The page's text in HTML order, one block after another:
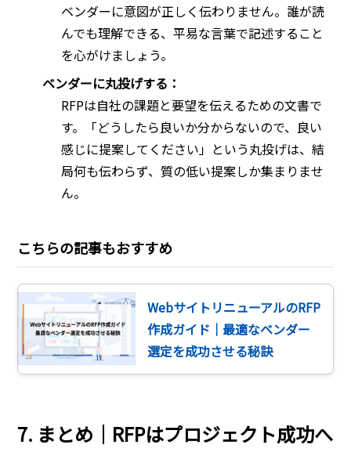
ベンダーに意図が正しく伝わりません。誰が読
んでも理解できる、平易な言葉で記述すること
を心がけましょう。
ベンダーに丸投げする：
RFPは自社の課題と要望を伝えるための文書で
す。「どうしたら良いか分からないので、良い
感じに提案してください」という丸投げは、結
局何も伝わらず、質の低い提案しか集まりませ
ん。
こちらの記事もおすすめ
WebサイトリニューアルのRFP
作成ガイド｜最適なベンダー
選定を成功させる秘訣
7. まとめ｜RFPはプロジェクト成功へ